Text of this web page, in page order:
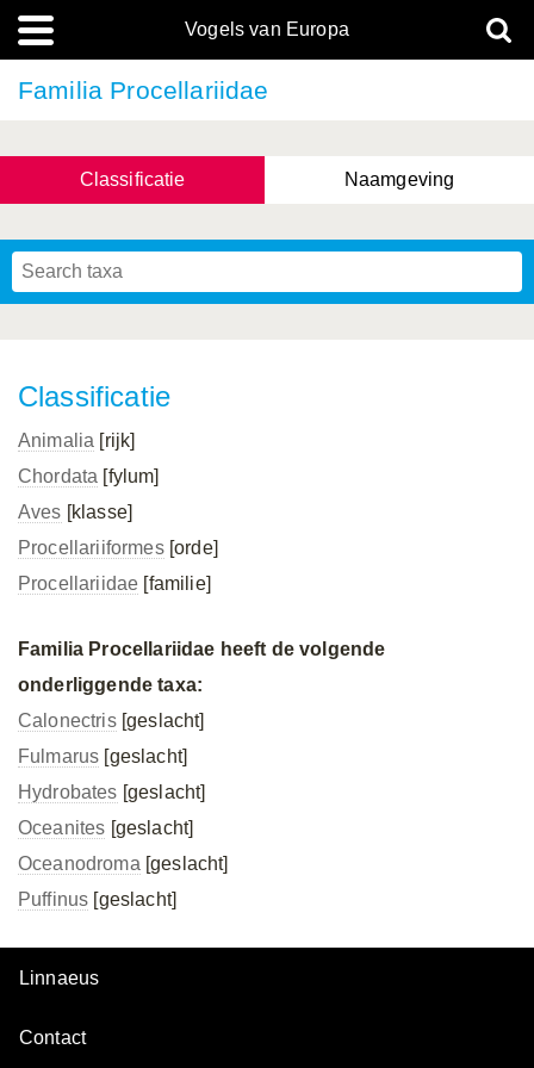
Vogels van Europa
Familia Procellariidae
Classificatie Naamgeving
Classificatie
Animalia [rijk]
Chordata [fylum]
Aves [klasse]
Procellariiformes[orde]
Procellariidae [familie]
Familia Procellariidae heeft de volgende
onderliggende taxa:
Calonectris[geslacht]
Fulmarus [geslacht]
Hydrobates [geslacht]
Oceanites [geslacht]
Oceanodroma [geslacht]
Puffinus [geslacht]
Linnaeus
Contact